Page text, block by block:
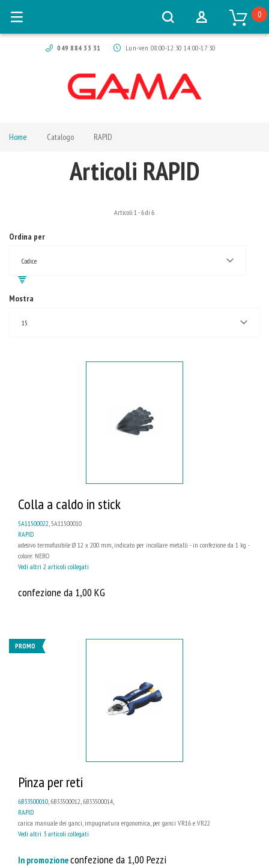
049 884 33 31 Lun-ven 08:00-12:30 14:00-17:30
0
Home Catalogo RAPID
Articoli RAPID
Ordina per
Codice
Articoli 1 -6di 6
Mostra
15
Colla a caldo in stick
5A11500022, 5A11500010
RAPID
adesivo termofusibile Ø 12 x 200 mm, indicato per incollare metalli - in confezione da 1 kg -
colore: NERO
Vedi altri 2 articoli collegati
confezione da 1,00 KG
PROMO
Pinza per reti
6B33500010 , 6B33500012, 6B33500014,
RAPID
carica manuale dei ganci, impugnatura ergonomica, per ganci VR16 e VR22
Vedi altri 3 articoli collegati
In promozioneconfezione da 1,00 Pezzi